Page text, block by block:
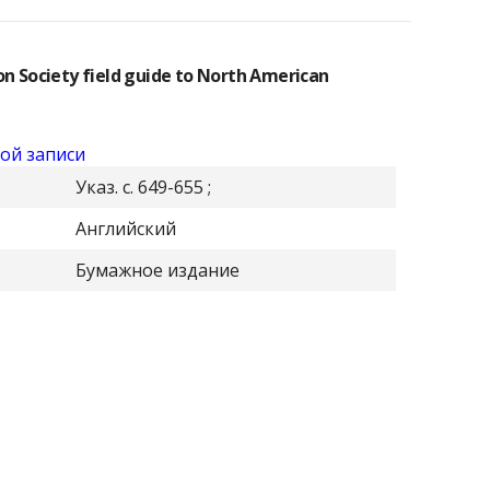
Society field guide to North American
записи
Указ. с. 649-655 ;
Английский
Бумажное издание